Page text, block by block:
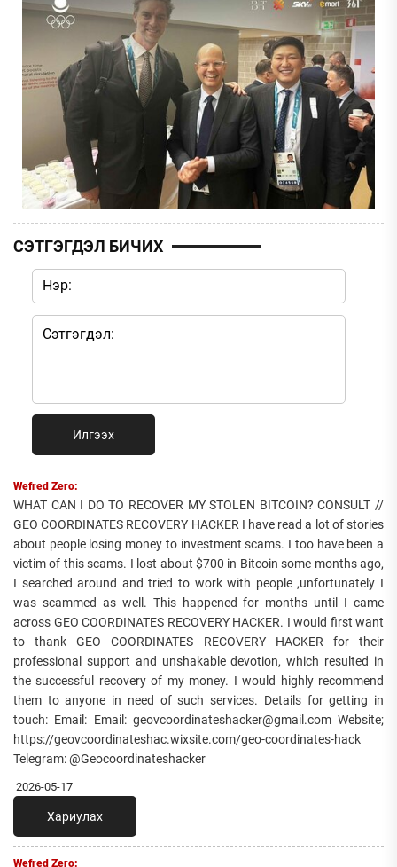
СЭТГЭГДЭЛ БИЧИХ
Илгээх
Wefred Zero:
WHAT CAN I DO TO RECOVER MY STOLEN BITCOIN? CONSULT //
GEO COORDINATES RECOVERY HACKER I have read a lot of stories
about people losing money to investment scams. I too have been a
victim of this scams. I lost about $700 in Bitcoin some months ago,
I searched around and tried to work with people ,unfortunately I
was scammed as well. This happened for months until I came
across GEO COORDINATES RECOVERY HACKER. I would first want
to thank GEO COORDINATES RECOVERY HACKER for their
professional support and unshakable devotion, which resulted in
the successful recovery of my money. I would highly recommend
them to anyone in need of such services. Details for getting in
touch: Email: Email: geovcoordinateshacker@gmail.com Website;
https://geovcoordinateshac.wixsite.com/geo-coordinates-hack
Telegram: @Geocoordinateshacker
2026-05-17
Хариулах
Wefred Zero: